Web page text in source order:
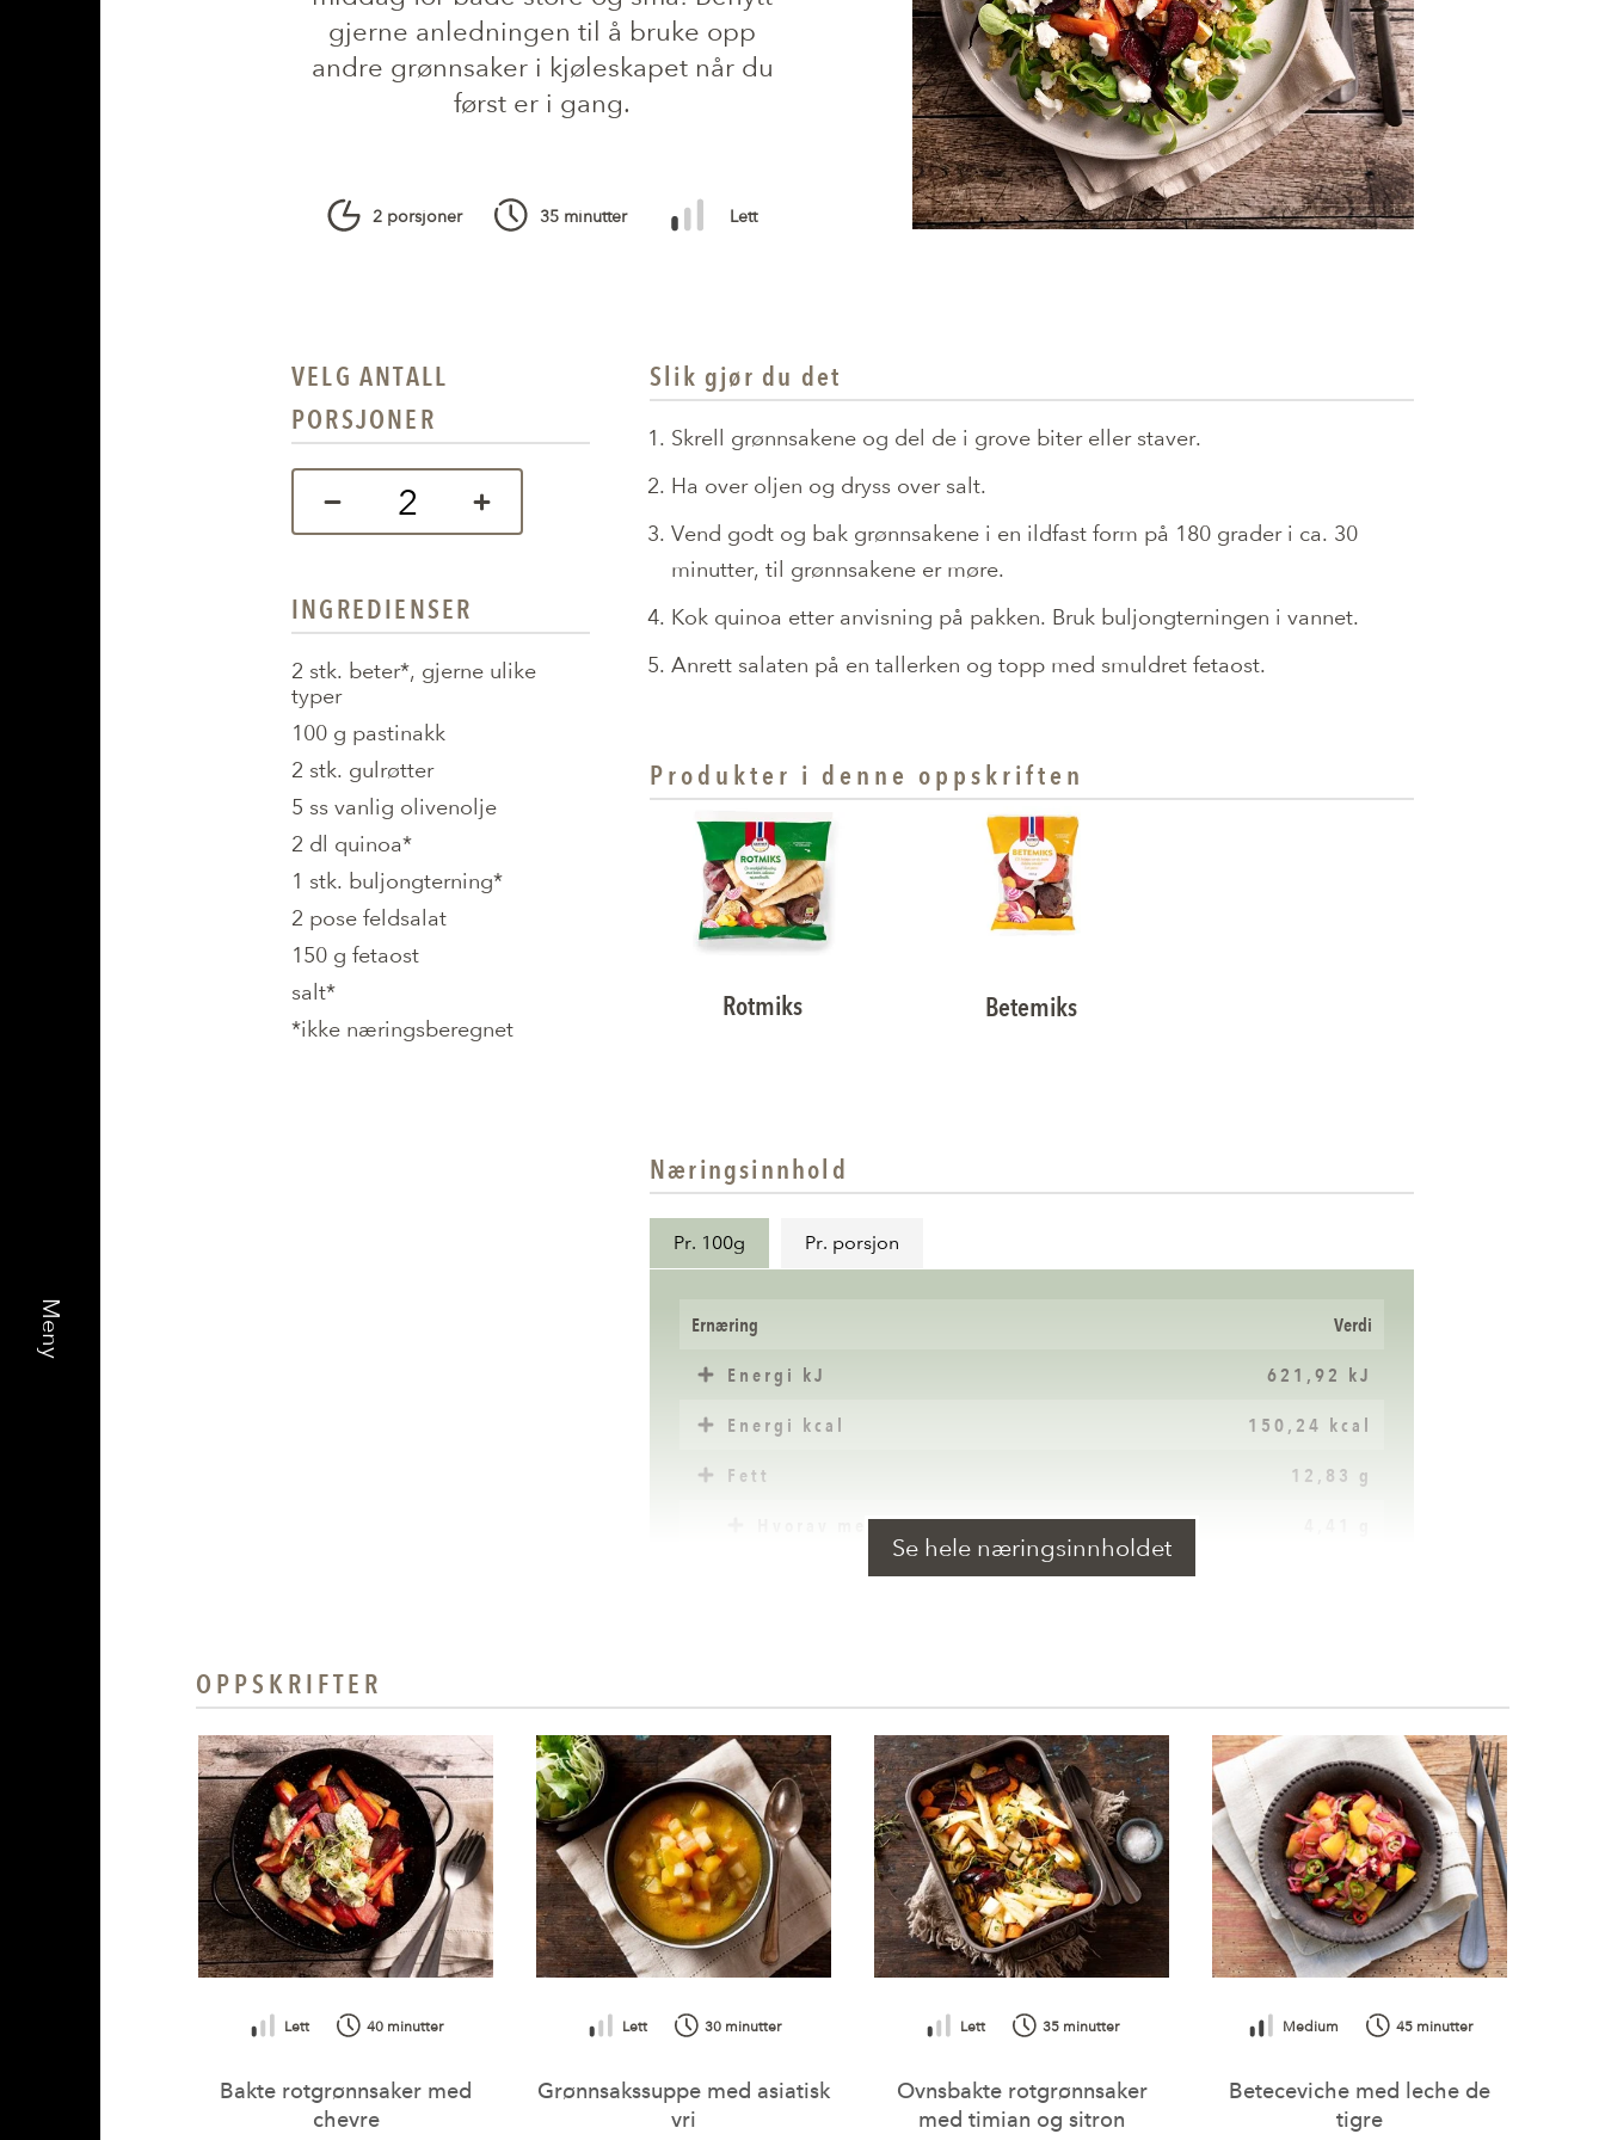
gjerne anledningen til å bruke opp
andre grønnsaker i kjøleskapet når du
først er i gang.
2 porsjoner 35 minutter Lett
VELG ANTALL
PORSJONER
INGREDIENSER
2 stk. beter*, gjerne ulike
typer
100 g pastinakk
2 stk. gulrøtter
5 ss vanlig olivenolje
2 dl quinoa*
1 stk. buljongterning*
2 pose feldsalat
150 g fetaost
salt*
*ikke næringsberegnet
Slik gjør du det
Skrell grønnsakene og del de i grove biter eller staver.
Ha over oljen og dryss over salt.
Vend godt og bak grønnsakene i en ildfast form på 180 grader i ca. 30
minutter, til grønnsakene er møre.
Kok quinoa etter anvisning på pakken. Bruk buljongterningen i vannet.
Anrett salaten på en tallerken og topp med smuldret fetaost.
Produkter i denne oppskriften
Rotmiks Betemiks
Næringsinnhold
Pr. 100g Pr. porsjon
Ernæring Verdi
Energi kJ 621,92 kJ
Energi kcal 150,24 kcal
Fett 12,83 g
Hvorav mettede fettsyrer
Karbohydrater
Salt 0,6 g
Vitamin A 246,38 RAE(30% *)
Vitamin E 1,85 alfa-TE(15% *)
Vitamin C (askorbinsyre) 10,05 mg(12% *)
Vitamin B3 (niacin) 0,79 mg(4% *)
Vitamin B6 (pyridoksin) 0,09 mg(6% *)
Vitamin B9 (folat) (21% *)
(11% *)
Se hele næringsinnholdet
OPPSKRIFTER
Lett 40 minutter
Bakte rotgrønnsaker med
chevre
Lett 30 minutter
Grønnsakssuppe med asiatisk
vri
Lett 35 minutter
Ovnsbakte rotgrønnsaker
med timian og sitron
Medium 45 minutter
Beteceviche med leche de
tigre